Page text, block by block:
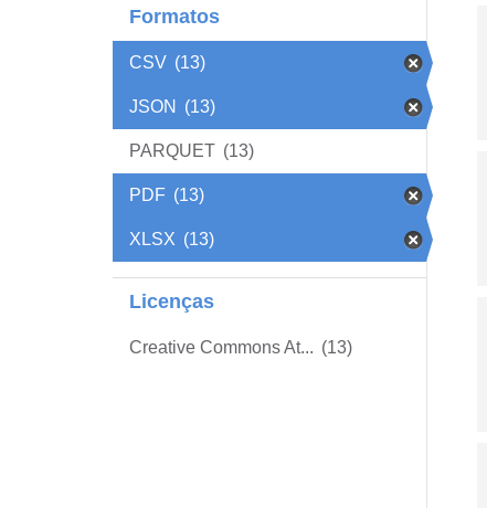
Formatos
CSV (13)
JSON (13)
PARQUET (13)
PDF (13)
XLSX (13)
Licenças
Creative Commons At... (13)